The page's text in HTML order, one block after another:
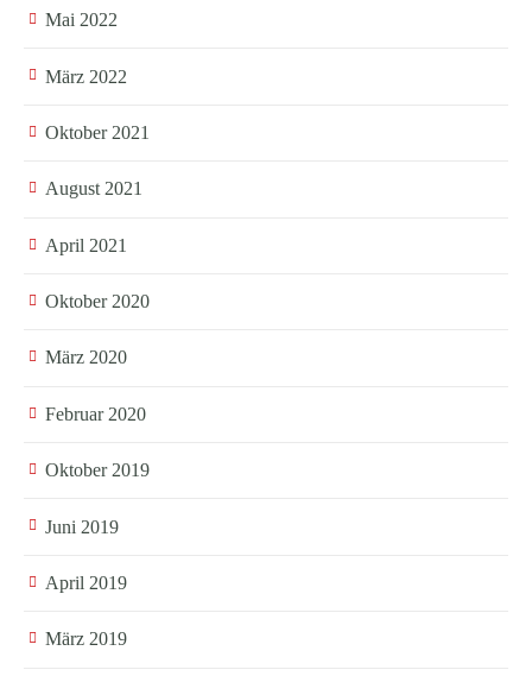
Mai 2022
März 2022
Oktober 2021
August 2021
April 2021
Oktober 2020
März 2020
Februar 2020
Oktober 2019
Juni 2019
April 2019
März 2019